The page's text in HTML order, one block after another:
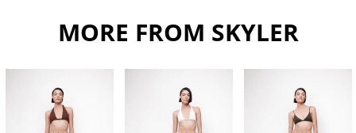
MORE FROM SKYLER